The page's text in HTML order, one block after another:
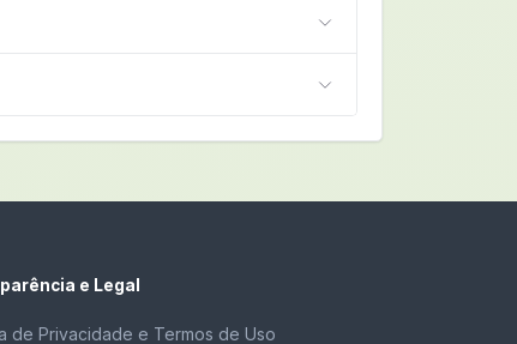
e Legal
de Privacidade e Termos de Uso